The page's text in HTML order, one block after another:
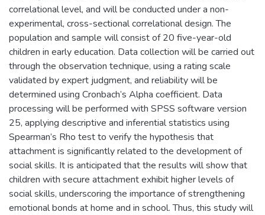
correlational level, and will be conducted under a non-
experimental, cross-sectional correlational design. The
population and sample will consist of 20 five-year-old
children in early education. Data collection will be carried out
through the observation technique, using a rating scale
validated by expert judgment, and reliability will be
determined using Cronbach’s Alpha coefficient. Data
processing will be performed with SPSS software version
25, applying descriptive and inferential statistics using
Spearman’s Rho test to verify the hypothesis that
attachment is significantly related to the development of
social skills. It is anticipated that the results will show that
children with secure attachment exhibit higher levels of
social skills, underscoring the importance of strengthening
emotional bonds at home and in school. Thus, this study will